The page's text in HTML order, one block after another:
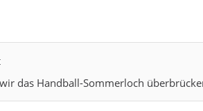
das Handball-Sommerloch